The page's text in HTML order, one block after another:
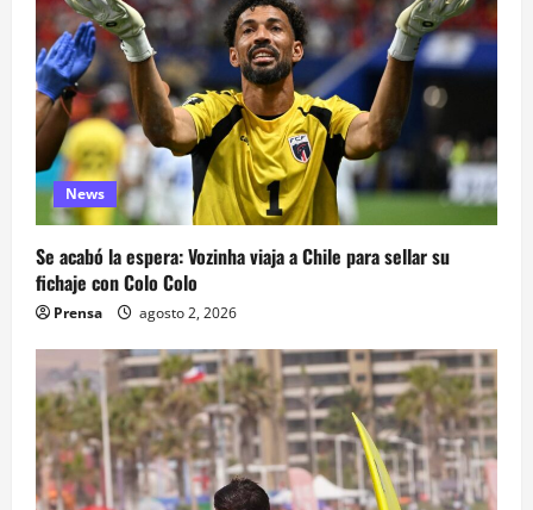
News
Se acabó la espera: Vozinha viaja a Chile para sellar su
fichaje con Colo Colo
Prensa agosto 2, 2026